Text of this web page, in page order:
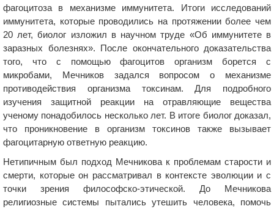
фагоцитоза в механизме иммунитета. Итоги исследований
иммунитета, которые проводились на протяжении более чем
20 лет, биолог изложил в научном труде «Об иммунитете в
заразных болезнях». После окончательного доказательства
того, что с помощью фагоцитов организм борется с
микробами, Мечников задался вопросом о механизме
противодействия организма токсинам. Для подробного
изучения защитной реакции на отравляющие вещества
ученому понадобилось несколько лет. В итоге биолог доказал,
что проникновение в организм токсинов также вызывает
фагоцитарную ответную реакцию.
Нетипичным был подход Мечникова к проблемам старости и
смерти, которые он рассматривал в контексте эволюции и с
точки зрения философско-этической. До Мечникова
религиозные системы пытались утешить человека, помочь